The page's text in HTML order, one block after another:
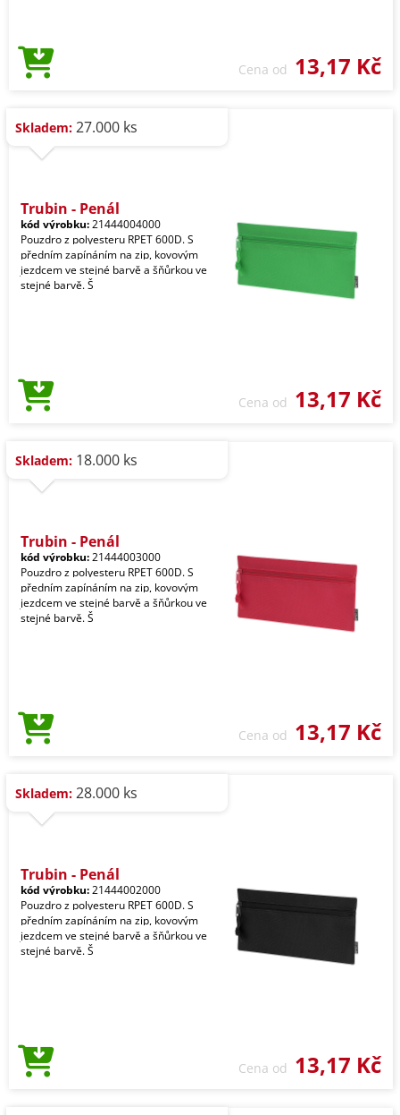
Cena od 13,17 Kč
Skladem: 27.000 ks
Trubin - Penál
kód výrobku:21444004000
Pouzdro z polyesteru RPET 600D. S
předním zapínáním na zip, kovovým
jezdcem ve stejné barvě a šňůrkou ve
stejné barvě. Š
Cena od 13,17 Kč
Skladem: 18.000 ks
Trubin - Penál
kód výrobku:21444003000
Pouzdro z polyesteru RPET 600D. S
předním zapínáním na zip, kovovým
jezdcem ve stejné barvě a šňůrkou ve
stejné barvě. Š
Cena od 13,17 Kč
Skladem: 28.000 ks
Trubin - Penál
kód výrobku:21444002000
Pouzdro z polyesteru RPET 600D. S
předním zapínáním na zip, kovovým
jezdcem ve stejné barvě a šňůrkou ve
stejné barvě. Š
Cena od 13,17 Kč